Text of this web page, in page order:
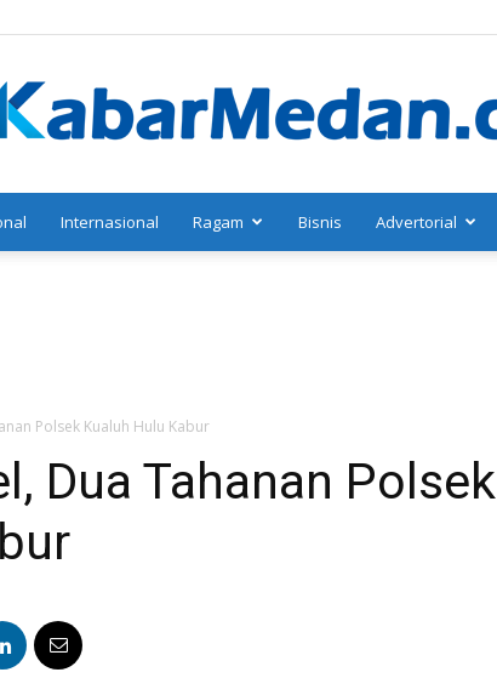
Internasional Ragam Bisnis Advertorial
Polsek Kualuh Hulu Kabur
Dua Tahanan Polsek